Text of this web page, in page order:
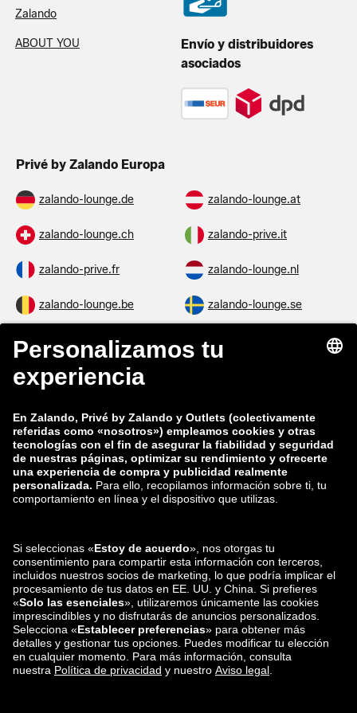
Zalando
ABOUT YOU
Envío y distribuidores
asociados
Privé by Zalando Europa
zalando-lounge.de zalando-lounge.at
zalando-lounge.ch zalando-prive.it
zalando-prive.fr zalando-lounge.nl
zalando-lounge.be zalando-lounge.se
zalando-lounge.fi
zalando-lounge.co.uk
zalando-prive.es
zalando-lounge.lt zalando-lounge.sk
zalando-lounge.ro zalando-lounge.hr
zalando-lounge.lu zalando-lounge.ee
zalando-lounge.lv zalando-lounge.no
También nos
encuentras en